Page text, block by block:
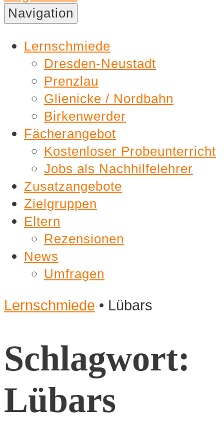
Nachhilfe
Lernschmiede
Navigation
Lernschmiede
Dresden-Neustadt
Prenzlau
Glienicke / Nordbahn
Birkenwerder
Fächerangebot
Kostenloser Probeunterricht
Jobs als Nachhilfelehrer
Zusatzangebote
Zielgruppen
Eltern
Rezensionen
News
Umfragen
Lernschmiede • Lübars
Schlagwort:
Lübars